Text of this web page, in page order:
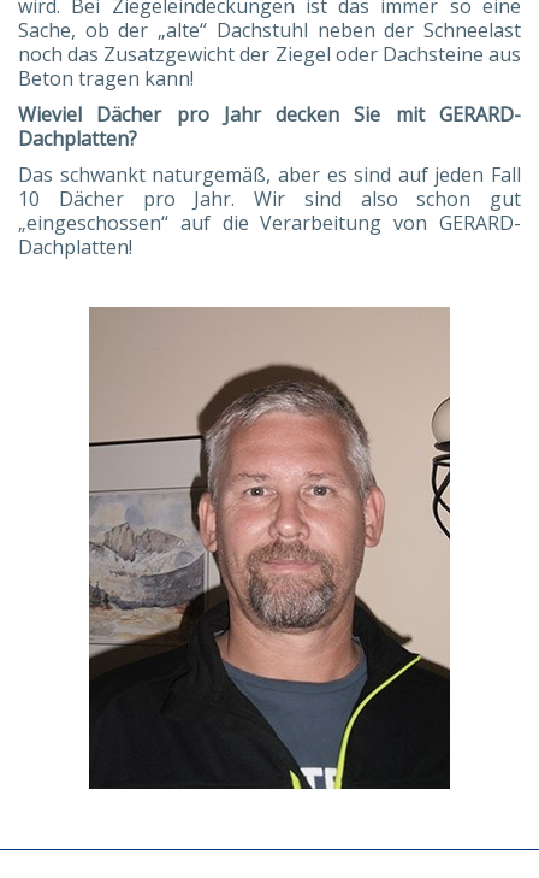
wird. Bei Ziegeleindeckungen ist das immer so eine
Sache, ob der „alte“ Dachstuhl neben der Schneelast
noch das Zusatzgewicht der Ziegel oder Dachsteine aus
Beton tragen kann!
Wieviel Dächer pro Jahr decken Sie mit GERARD-
Dachplatten?
Das schwankt naturgemäß, aber es sind auf jeden Fall
10 Dächer pro Jahr. Wir sind also schon gut
„eingeschossen“ auf die Verarbeitung von GERARD-
Dachplatten!